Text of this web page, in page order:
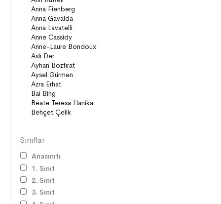
Sınıflar
Anasınıfı
1. Sınıf
2. Sınıf
3. Sınıf